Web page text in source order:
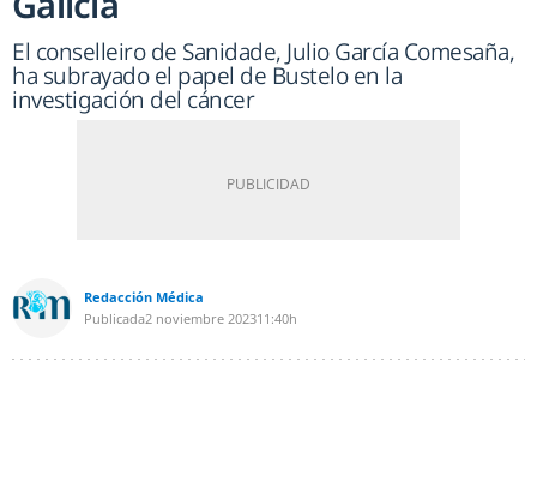
El conselleiro de Sanidade, Julio García Comesaña,
ha subrayado el papel de Bustelo en la
investigación del cáncer
Redacción Médica
Publicada2 noviembre 202311:40h